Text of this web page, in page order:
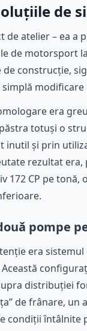
de
de atelier – ea a
de motorsport
construcție,
modificare
era
totuși o
inutil și prin
rezultat
172 CP pe
pompe
era
Această
distribuției
de frânare,
condiții întâlnite